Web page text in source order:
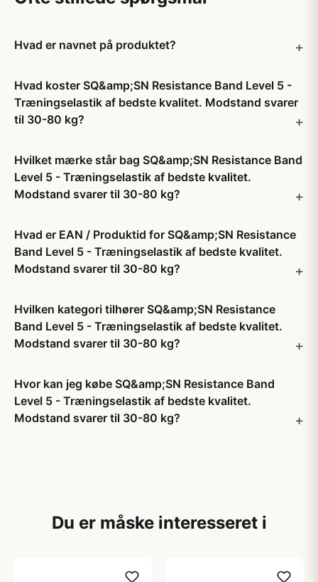
Hvad er navnet på produktet?
Hvad koster SQ&amp;SN Resistance Band Level 5 -
Træningselastik af bedste kvalitet. Modstand svarer
til 30-80 kg?
Hvilket mærke står bag SQ&amp;SN Resistance Band
Level 5 - Træningselastik af bedste kvalitet.
Modstand svarer til 30-80 kg?
Hvad er EAN / Produktid for SQ&amp;SN Resistance
Band Level 5 - Træningselastik af bedste kvalitet.
Modstand svarer til 30-80 kg?
Hvilken kategori tilhører SQ&amp;SN Resistance
Band Level 5 - Træningselastik af bedste kvalitet.
Modstand svarer til 30-80 kg?
Hvor kan jeg købe SQ&amp;SN Resistance Band
Level 5 - Træningselastik af bedste kvalitet.
Modstand svarer til 30-80 kg?
Du er måske interesseret i